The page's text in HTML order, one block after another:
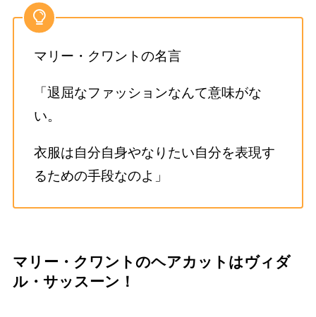
マリー・クワントの名言
「退屈なファッションなんて意味がな
い。
衣服は自分自身やなりたい自分を表現す
るための手段なのよ」
マリー・クワントのヘアカットはヴィダ
ル・サッスーン！